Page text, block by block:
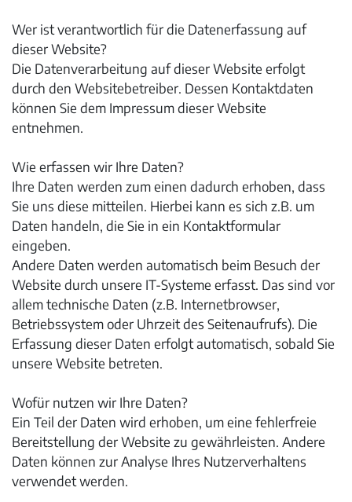
Wer ist verantwortlich für die Datenerfassung auf
dieser Website?
Die Datenverarbeitung auf dieser Website erfolgt
durch den Websitebetreiber. Dessen Kontaktdaten
können Sie dem Impressum dieser Website
entnehmen.
Wie erfassen wir Ihre Daten?
Ihre Daten werden zum einen dadurch erhoben, dass
Sie uns diese mitteilen. Hierbei kann es sich z.B. um
Daten handeln, die Sie in ein Kontaktformular
eingeben.
Andere Daten werden automatisch beim Besuch der
Website durch unsere IT-Systeme erfasst. Das sind vor
allem technische Daten (z.B. Internetbrowser,
Betriebssystem oder Uhrzeit des Seitenaufrufs). Die
Erfassung dieser Daten erfolgt automatisch, sobald Sie
unsere Website betreten.
Wofür nutzen wir Ihre Daten?
Ein Teil der Daten wird erhoben, um eine fehlerfreie
Bereitstellung der Website zu gewährleisten. Andere
Daten können zur Analyse Ihres Nutzerverhaltens
verwendet werden.